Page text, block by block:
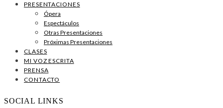
PRESENTACIONES
Ópera
Espectáculos
Otras Presentaciones
Próximas Presentaciones
CLASES
MI VOZ ESCRITA
PRENSA
CONTACTO
SOCIAL LINKS